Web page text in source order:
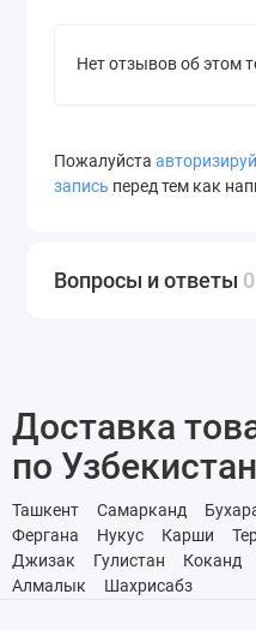
Нет отзывов об этом
Пожалуйста
запись перед тем как
Вопросы и ответы 0
Доставка
по
Ташкент Самарканд
Фергана
Нукус Карши
Джизак
Гулистан Коканд
Алмалык
Шахрисабз